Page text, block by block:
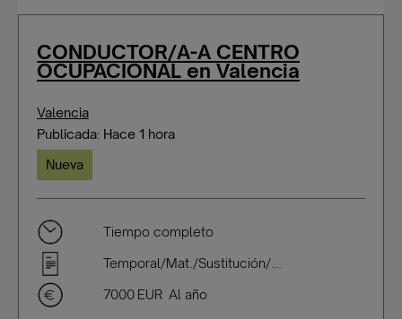
CONDUCTOR/A-A CENTRO
OCUPACIONAL en Valencia
Valencia
Publicada: Hace 1 hora
Nueva
Tiempo completo
Temporal/Mat./Sustitución/...
7000 EUR Al año